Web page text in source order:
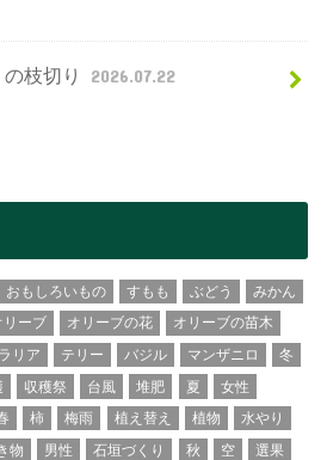
枝切り 2026.07.22
おもしろいもの すもも ぶどう
みかん
リーブ オリーブの花
オリーブの苗木
リア テリー バジル マンザニロ
冬
収穫祭 台風 堆肥 夏
女性
柿 梅雨 植え替え 植物
水やり
物 男性 石垣づくり 秋 空
選果